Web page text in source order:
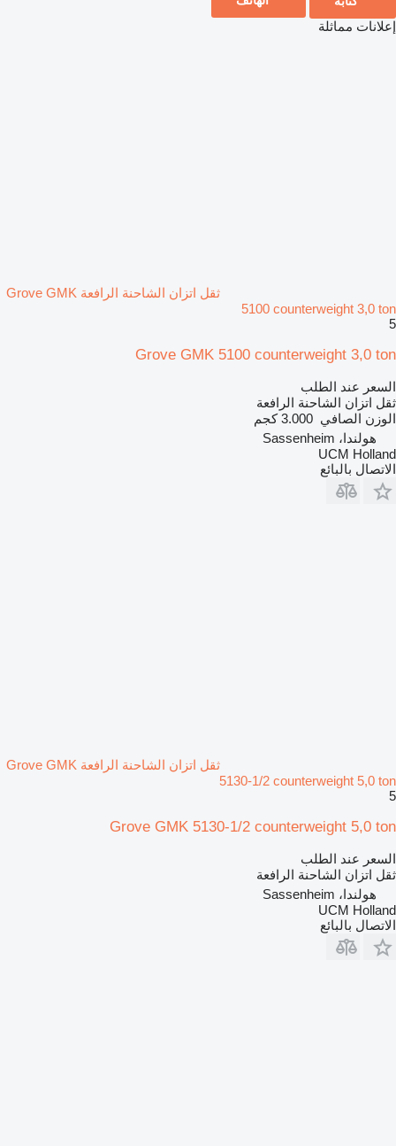
إعلانات مماثلة
ثقل اتزان الشاحنة الرافعة Grove GMK
5100 counterweight 3,0 ton
5
Grove GMK 5100 counterweight 3,0 ton
السعر عند الطلب
ثقل اتزان الشاحنة الرافعة
الوزن الصافي 3.000 كجم
هولندا، Sassenheim
UCM Holland
الاتصال بالبائع
ثقل اتزان الشاحنة الرافعة Grove GMK
5130-1/2 counterweight 5,0 ton
5
Grove GMK 5130-1/2 counterweight 5,0 ton
السعر عند الطلب
ثقل اتزان الشاحنة الرافعة
هولندا، Sassenheim
UCM Holland
الاتصال بالبائع